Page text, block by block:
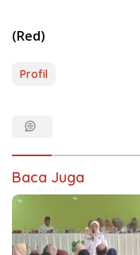
(Red)
Profil
Baca Juga